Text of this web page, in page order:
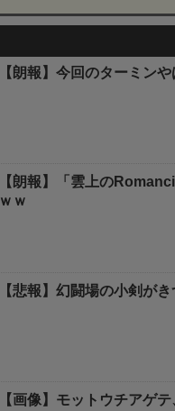
【朗報】今回のターミン
【朗報】「雲上の
ｗｗ
【悲報】幻闘場の小剣が
【画像】モットウチアゲ